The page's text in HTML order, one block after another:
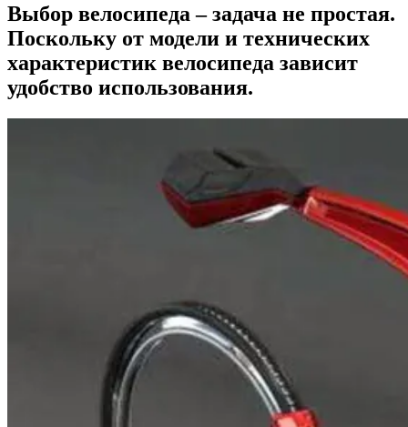
Выбор велосипеда – задача не простая.
Поскольку от модели и технических
характеристик велосипеда зависит
удобство использования.